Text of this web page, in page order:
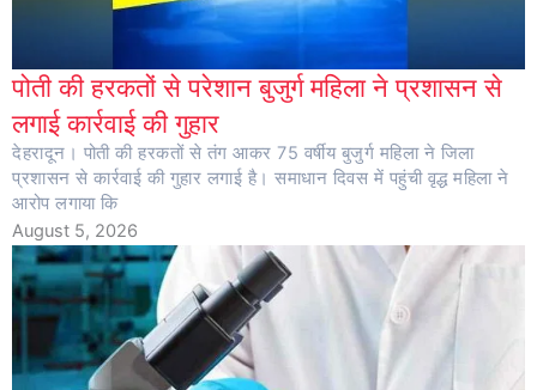
पोती की हरकतों से परेशान बुजुर्ग महिला ने प्रशासन से
लगाई कार्रवाई की गुहार
देहरादून। पोती की हरकतों से तंग आकर 75 वर्षीय बुजुर्ग महिला ने जिला
प्रशासन से कार्रवाई की गुहार लगाई है। समाधान दिवस में पहुंची वृद्ध महिला ने
आरोप लगाया कि
August 5, 2026